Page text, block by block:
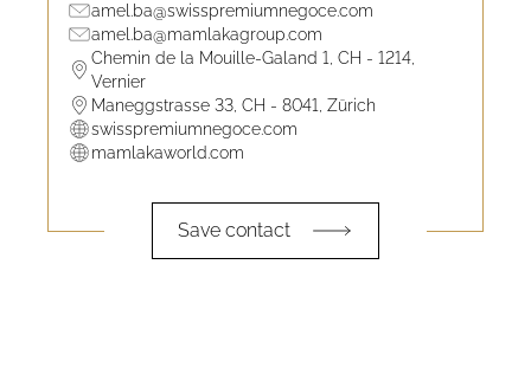
amel.ba@swisspremiumnegoce.com
amel.ba@mamlakagroup.com
Chemin de la Mouille-Galand 1, CH - 1214,
Vernier
Maneggstrasse 33, CH - 8041, Zürich
swisspremiumnegoce.com
mamlakaworld.com
Save contact